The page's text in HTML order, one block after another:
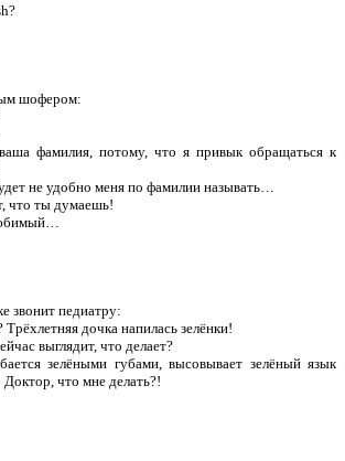
шофером:
фамилия, потому, что я привык обращаться к
не удобно меня по фамилии называть…
что ты думаешь!
звонит педиатру:
дочка напилась зелёнки!
выглядит, что делает?
зелёными губами, высовывает зелёный язык
что мне делать?!